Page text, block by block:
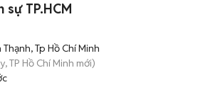
đây nhé!
sự TP.HCM
Tp Hồ Chí Minh
TP Hồ Chí Minh mới)